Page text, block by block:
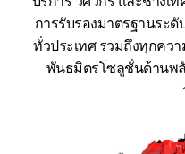
บริการ วิศวกร และช่างเท
การรับรองมาตรฐานระ
ทั่วประเทศ รวมถึงทุกควา
พันธมิตรโซลูชั่นด้านพ